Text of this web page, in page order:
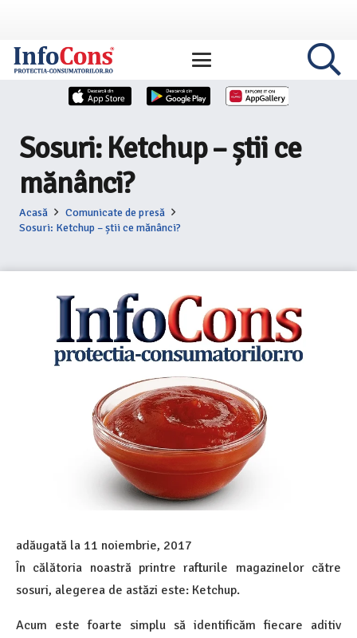
Sosuri: Ketchup – știi ce
mănânci?
Acasă
Comunicate de presă
Sosuri: Ketchup – știi ce mănânci?
adăugată la 11 noiembrie, 2017
În călătoria noastră printre rafturile magazinelor către
sosuri, alegerea de astăzi este: Ketchup.
Acum este foarte simplu să identificăm fiecare aditiv